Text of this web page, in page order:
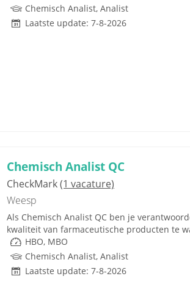
Chemisch Analist, Analist
Laatste update: 7-8-2026
Chemisch Analist QC
CheckMark(1 vacature)
Weesp
Als Chemisch Analist QC ben je
kwaliteit van farmaceutische producten te
HBO, MBO
Chemisch Analist, Analist
Laatste update: 7-8-2026